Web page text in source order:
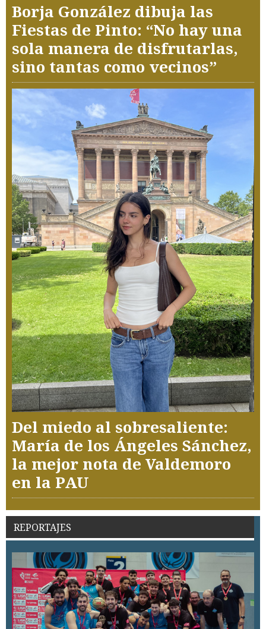
Borja González dibuja las
Fiestas de Pinto: “No hay una
sola manera de disfrutarlas,
sino tantas como vecinos”
Del miedo al sobresaliente:
María de los Ángeles Sánchez,
la mejor nota de Valdemoro
en la PAU
REPORTAJES